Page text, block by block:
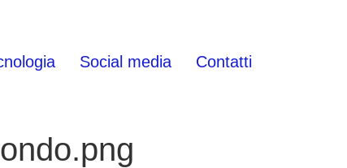
Social media Contatti